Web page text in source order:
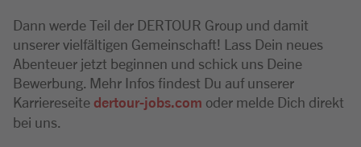
Dann werde Teil der DERTOUR Group und damit
unserer vielfältigen Gemeinschaft! Lass Dein neues
Abenteuer jetzt beginnen und schick uns Deine
Bewerbung. Mehr Infos findest Du auf unserer
Karriereseitedertour-jobs.com oder melde Dich direkt
bei uns.